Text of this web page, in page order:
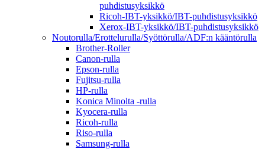
puhdistusyksikkö
Ricoh-IBT-yksikkö/IBT-puhdistusyksikkö
Xerox-IBT-yksikkö/IBT-puhdistusyksikkö
Noutorulla/Erottelurulla/Syöttörulla/ADF:n kääntörulla
Brother-Roller
Canon-rulla
Epson-rulla
Fujitsu-rulla
HP-rulla
Konica Minolta -rulla
Kyocera-rulla
Ricoh-rulla
Riso-rulla
Samsung-rulla